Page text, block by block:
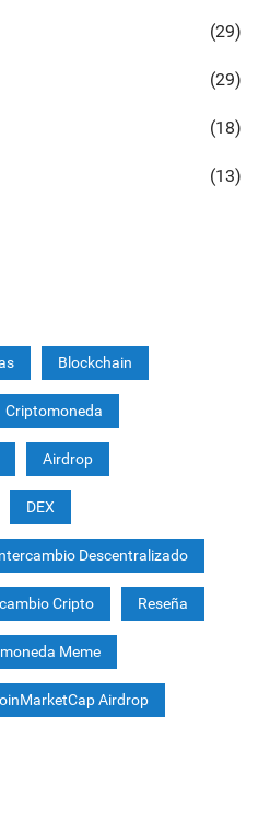
(29)
(29)
(18)
(13)
Blockchain
Criptomoneda
Airdrop
DEX
Descentralizado
Cripto Reseña
Meme
Airdrop